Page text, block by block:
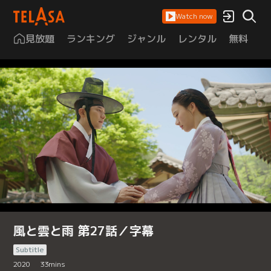
Watch now
見放題 ランキング ジャンル レンタル 無料
風と雲と雨 第27話／字幕
Subtitle
2020
33mins